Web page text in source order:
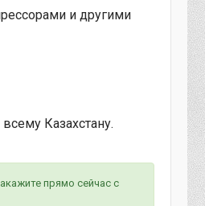
и другими
Казахстану.
прямо сейчас с